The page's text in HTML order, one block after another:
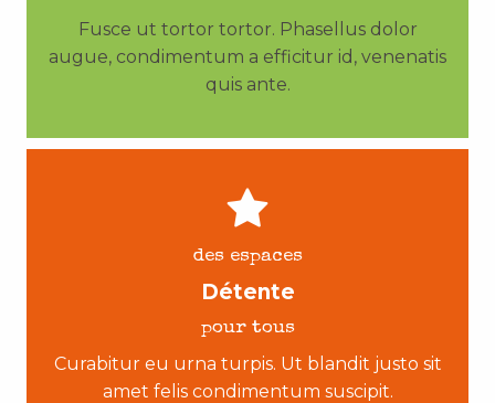
Fusce ut tortor tortor. Phasellus dolor
augue, condimentum a efficitur id, venenatis
quis ante.
des espaces
Détente
pour tous
Curabitur eu urna turpis. Ut blandit justo sit
amet felis condimentum suscipit.